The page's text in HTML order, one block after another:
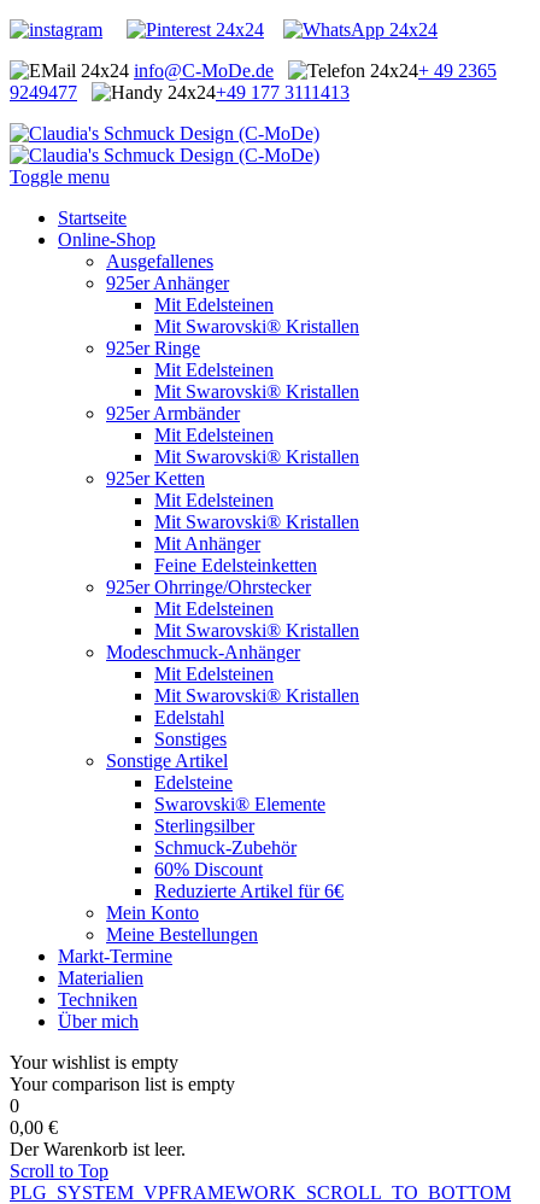
info@C-MoDe.de
+ 49 2365
9249477
+49 177 3111413
Toggle menu
Startseite
Online-Shop
Ausgefallenes
925er Anhänger
Mit Edelsteinen
Mit Swarovski® Kristallen
925er Ringe
Mit Edelsteinen
Mit Swarovski® Kristallen
925er Armbänder
Mit Edelsteinen
Mit Swarovski® Kristallen
925er Ketten
Mit Edelsteinen
Mit Swarovski® Kristallen
Mit Anhänger
Feine Edelsteinketten
925er Ohrringe/Ohrstecker
Mit Edelsteinen
Mit Swarovski® Kristallen
Modeschmuck-Anhänger
Mit Edelsteinen
Mit Swarovski® Kristallen
Edelstahl
Sonstiges
Sonstige Artikel
Edelsteine
Swarovski® Elemente
Sterlingsilber
Schmuck-Zubehör
60% Discount
Reduzierte Artikel für 6€
Mein Konto
Meine Bestellungen
Markt-Termine
Materialien
Techniken
Über mich
Your wishlist is empty
Your comparison list is empty
0
0,00 €
Der Warenkorb ist leer.
Scroll to Top
PLG_SYSTEM_VPFRAMEWORK_SCROLL_TO_BOTTOM